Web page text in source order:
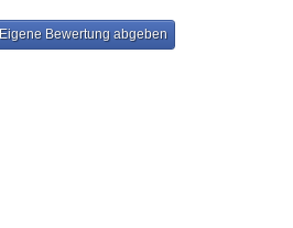
Eigene Bewertung abgeben